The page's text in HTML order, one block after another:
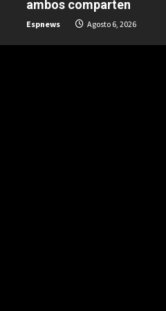
ambos comparten
Espnews Agosto 6, 2026